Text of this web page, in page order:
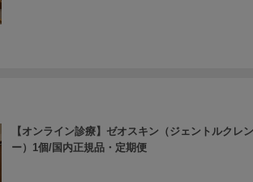
【オンライン診療】ゼオスキン（ジェントルクレ
ー）1個/国内正規品・定期便